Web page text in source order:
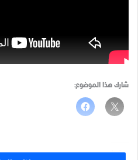
شارك هذا الموضوع:
مرتبط